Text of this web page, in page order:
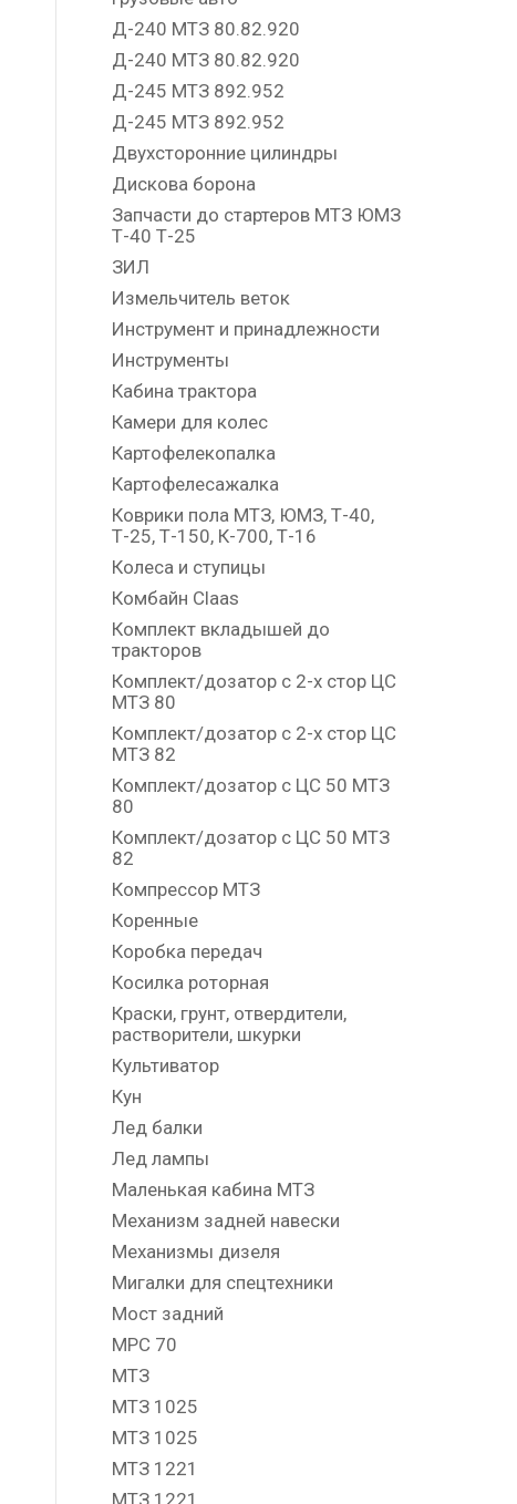
Д-240 МТЗ 80.82.920
Д-240 МТЗ 80.82.920
Д-245 МТЗ 892.952
Д-245 МТЗ 892.952
Двухсторонние цилиндры
Дискова борона
Запчасти до стартеров МТЗ ЮМЗ
Т-40 Т-25
ЗИЛ
Измельчитель веток
Инструмент и принадлежности
Инструменты
Кабина трактора
Камери для колес
Картофелекопалка
Картофелесажалка
Коврики пола МТЗ, ЮМЗ, Т-40,
Т-25, Т-150, К-700, Т-16
Колеса и ступицы
Комбайн Claas
Комплект вкладышей до
тракторов
Комплект/дозатор с 2-х стор ЦС
МТЗ 80
Комплект/дозатор с 2-х стор ЦС
МТЗ 82
Комплект/дозатор с ЦС 50 МТЗ
80
Комплект/дозатор с ЦС 50 МТЗ
82
Компрессор МТЗ
Коренные
Коробка передач
Косилка роторная
Краски, грунт, отвердители,
растворители, шкурки
Культиватор
Кун
Лед балки
Лед лампы
Маленькая кабина МТЗ
Механизм задней навески
Механизмы дизеля
Мигалки для спецтехники
Мост задний
МРС 70
МТЗ
МТЗ 1025
МТЗ 1025
МТЗ 1221
МТЗ 1221